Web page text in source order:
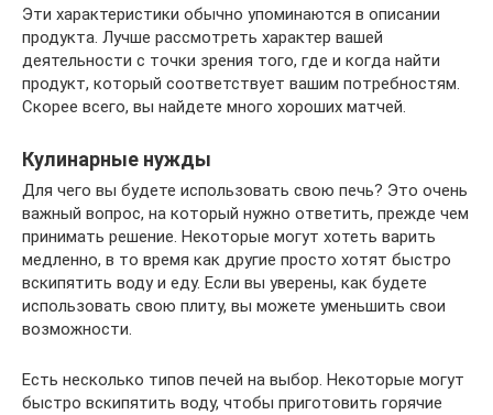
Эти характеристики обычно упоминаются в описании
продукта. Лучше рассмотреть характер вашей
деятельности с точки зрения того, где и когда найти
продукт, который соответствует вашим потребностям.
Скорее всего, вы найдете много хороших матчей.
Кулинарные нужды
Для чего вы будете использовать свою печь? Это очень
важный вопрос, на который нужно ответить, прежде чем
принимать решение. Некоторые могут хотеть варить
медленно, в то время как другие просто хотят быстро
вскипятить воду и еду. Если вы уверены, как будете
использовать свою плиту, вы можете уменьшить свои
возможности.
Есть несколько типов печей на выбор. Некоторые могут
быстро вскипятить воду, чтобы приготовить горячие